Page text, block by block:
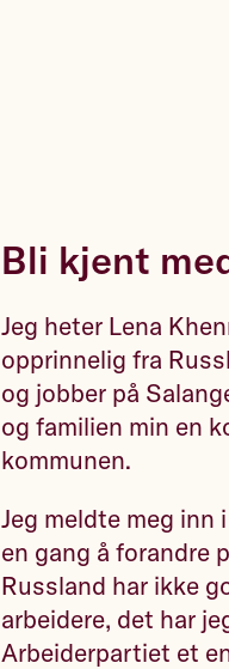
Bli kjent
Jeg heter Lena
opprinnelig fra
og jobber på
og familien min en
kommunen.
Jeg meldte meg inn
en gang å forandre
Russland har ikke
arbeidere, det har
Arbeiderpartiet et